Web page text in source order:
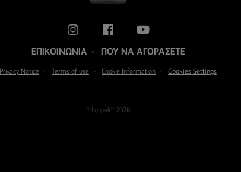
ΕΠΙΚΟΙΝΩΝΊΑ ΠΟΎ ΝΑ ΑΓΟΡΆΣΕΤΕ
Privacy Notice Terms of use Cookie Information Cookies Settings
© Lurpak® 2026